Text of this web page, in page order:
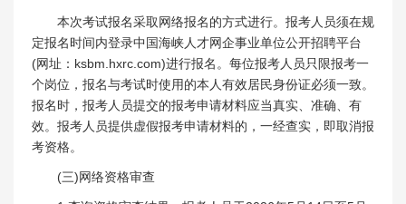
本次考试报名采取网络报名的方式进行。报考人员须在规
定报名时间内登录中国海峡人才网企事业单位公开招聘平台
(网址：ksbm.hxrc.com)进行报名。每位报考人员只限报考一
个岗位，报名与考试时使用的本人有效居民身份证必须一致。
报名时，报考人员提交的报考申请材料应当真实、准确、有
效。报考人员提供虚假报考申请材料的，一经查实，即取消报
考资格。
(三)网络资格审查